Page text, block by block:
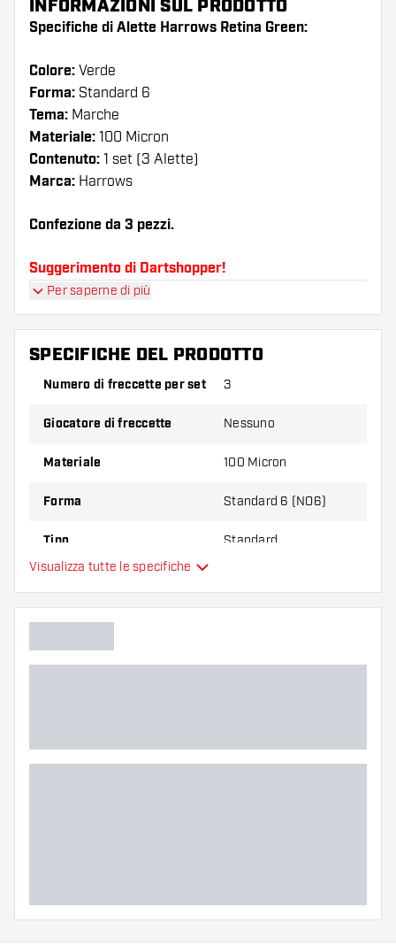
INFORMAZIONI SUL PRODOTTO
Specifiche di Alette Harrows Retina Green:
Colore: Verde
Forma: Standard 6
Tema: Marche
Materiale: 100 Micron
Contenuto: 1 set (3 Alette)
Marca: Harrows
Confezione da 3 pezzi.
Suggerimento di Dartshopper!
numero di alette e di astine. Questi possono
danneggiarsi o rompersi con l'uso.
spessore diverso di alette per scoprire quale
Per saperne di più
SPECIFICHE DEL PRODOTTO
Numero di freccette per set 3
Giocatore di freccette Nessuno
Materiale 100 Micron
Forma Standard 6 (NO6)
Tipo Standard
Colore principale
Visualizza tutte le specifiche